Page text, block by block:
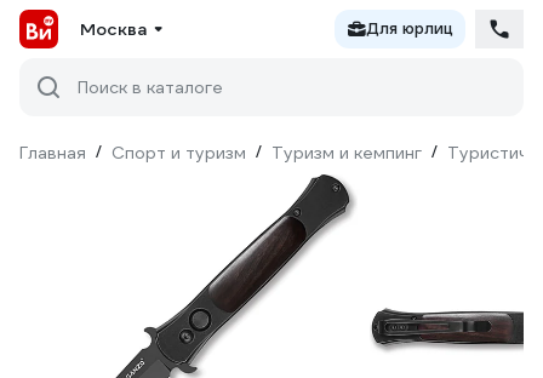
Москва Для юрлиц
Поиск в каталоге
Главная / Спорт и туризм / Туризм и кемпинг /